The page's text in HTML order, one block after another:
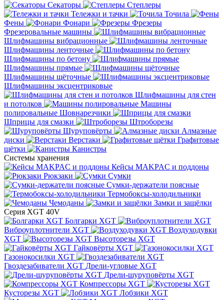
Секаторы
Степлеры
Тележки и тачки
Точила
Фены
Фонари
Фрезеры
Фрезеровальные машины
Шлифмашины вибрационные
Шлифмашины ленточные
Шлифмашины по бетону
Шлифмашины прямые
Шлифмашины щёточные
Шлифмашины эксцентриковые
Шлифмашины для стен
и потолков
Машины
полировальные Шовнарезчики
Шприцы для смазки
Штроборезы
Шуруповёрты
Алмазные
диски
Верстаки
Графитовые
щётки
Канистры
Системы хранения
Кейсы MAKPAC и поддоны
Рюкзаки
Сумки
Сумки-держатели поясные
Термобоксы-холодильники
Чемоданы
Замки и защёлки
Серия XGT 40V
Болгарки XGT
Виброуплотнители XGT
Воздуходувки
XGT
Высоторезы XGT
Гайковёрты XGT
Газонокосилки XGT
Гвоздезабиватели XGT Дрели-угловые XGT
Дрели-шуруповёрты XGT
Компрессоры XGT
Кусторезы XGT
Лобзики XGT